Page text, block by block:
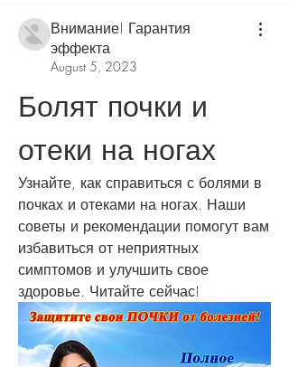
Внимание! Гарантия
эффекта
August 5, 2023
Болят почки и
отеки на ногах
Узнайте, как справиться с болями в
почках и отеками на ногах. Наши
советы и рекомендации помогут вам
избавиться от неприятных
симптомов и улучшить свое
здоровье. Читайте сейчас!